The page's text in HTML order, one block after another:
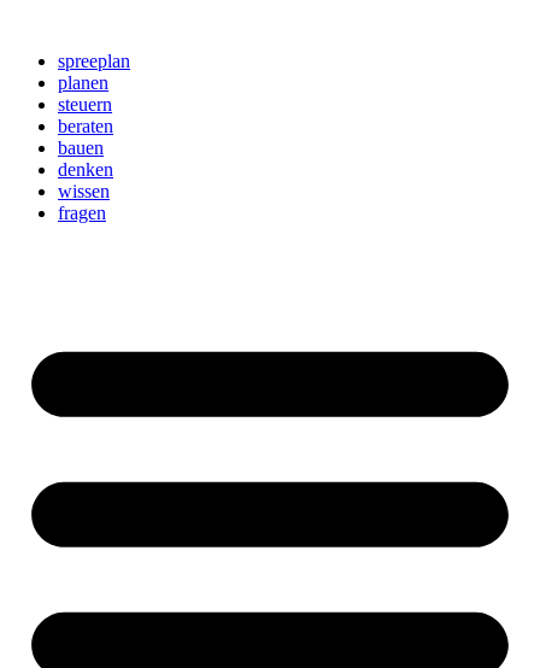
springenspreeplan
planen
steuern
beraten
bauen
denken
wissen
fragen